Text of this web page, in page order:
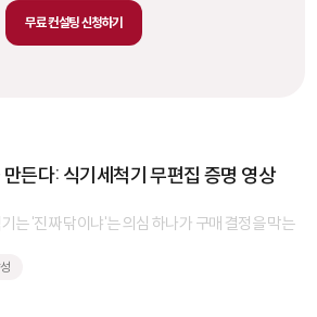
무료 컨설팅 신청하기
든다: 식기세척기 무편집 증명 영상
는 '진짜 닦이냐'는 의심 하나가 구매 결정을 막는